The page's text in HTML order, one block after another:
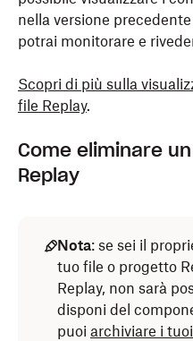
nella versione
potrai monitorare e
Scopri di più sulla
file Replay.
Come eliminare
Replay
Nota: se sei il
tuo file o progetto
Replay, non sarà
disponi del
puoi archiviare i